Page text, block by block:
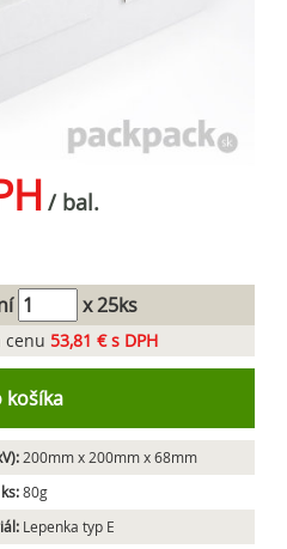
/ bal.
x 25ks
cenu 53,81 € s DPH
košíka
200mm x 200mm x 68mm
80g
Lepenka typ E